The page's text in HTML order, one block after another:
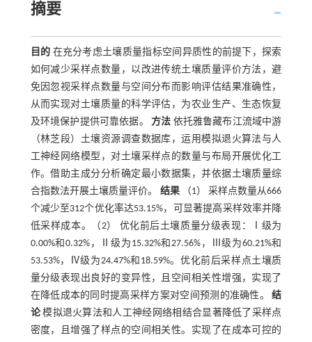
摘要
目的 在充分考虑土壤质量指标空间异质性的前提下，探索
如何减少采样点数量，以改进传统土壤质量评价方法，避
免因忽视采样点数量与空间分布而影响评估结果准确性，
从而实现对土壤质量的科学评估，为农业生产、生态恢复
及环境保护提供可靠依据。 方法 依托雅鲁藏布江流域中游
（林芝段）土壤资源调查数据库，运用模拟退火算法与人
工神经网络模型，对土壤采样点的数量与布局开展优化工
作。借助主成分分析确定最小数据集，并依据土壤质量综
合指数法开展土壤质量评价。 结果（1） 采样点数量从666
个减少至312个优化率达53.15%，可显著提高采样效率并降
低采样成本。（2） 优化前后土壤质量分级表现：Ⅰ级为
0.00%和0.32%，Ⅱ级为15.32%和27.56%，Ⅲ级为60.21%和
53.53%，Ⅳ级为24.47%和18.59%。优化前后采样点土壤质
量分级表现出良好的变异性，且空间相关性增强，实现了
在降低成本的同时提高采样方案对空间预测的准确性。结
论模拟退火算法和人工神经网络相结合显著降低了采样点
密度，且增强了样点的空间相关性。实现了在成本可控的